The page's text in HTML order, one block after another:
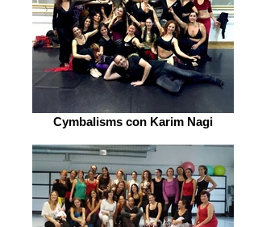
Cymbalisms con Karim Nagi